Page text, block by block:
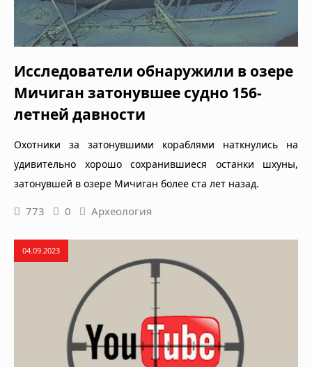
Исследователи обнаружили в озере
Мичиган затонувшее судно 156-
летней давности
Охотники за затонувшими кораблями наткнулись на
удивительно хорошо сохранившиеся останки шхуны,
затонувшей в озере Мичиган более ста лет назад.
773 0 Археология
04.09.2023